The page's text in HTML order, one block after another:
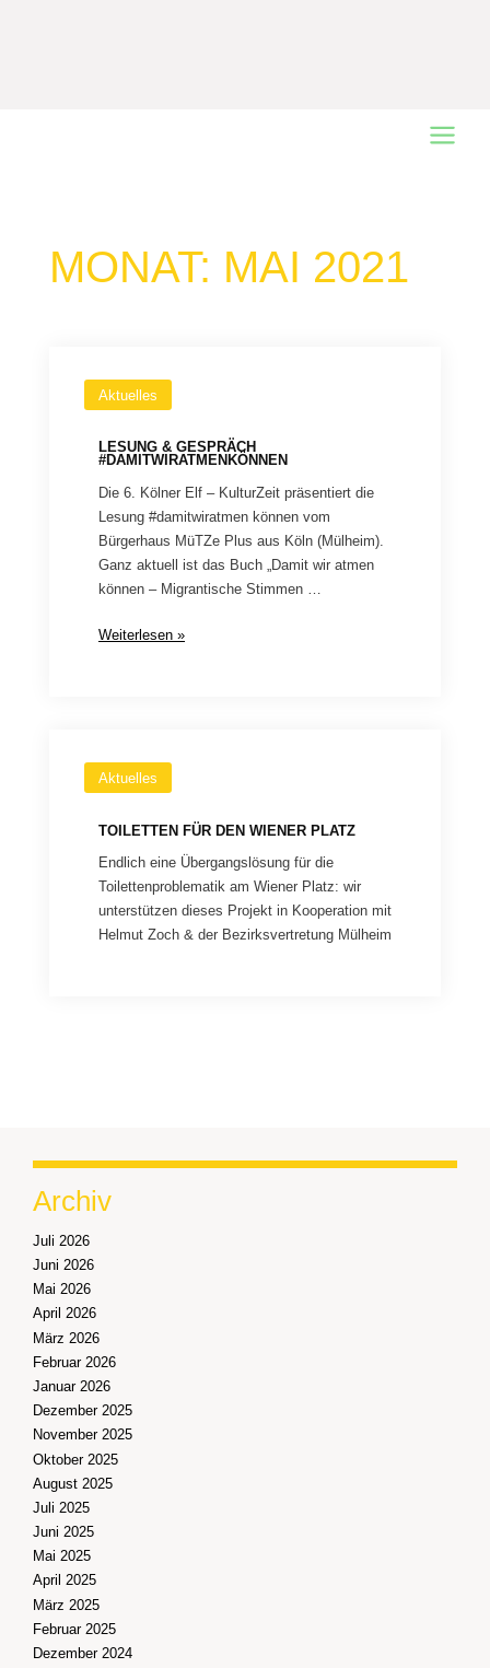
Main
MONAT: MAI 2021
Aktuelles
LESUNG & GESPRÄCH
#DAMITWIRATMENKÖNNEN
Die 6. Kölner Elf – KulturZeit präsentiert die
Lesung #damitwiratmen können vom
Bürgerhaus MüTZe Plus aus Köln (Mülheim).
Ganz aktuell ist das Buch „Damit wir atmen
können – Migrantische Stimmen …
Lesung
Weiterlesen »
Aktuelles
TOILETTEN FÜR DEN WIENER PLATZ
Endlich eine Übergangslösung für die
Toilettenproblematik am Wiener Platz: wir
unterstützen dieses Projekt in Kooperation mit
Helmut Zoch & der Bezirksvertretung Mülheim
Archiv
Juli 2026
Juni 2026
Mai 2026
April 2026
März 2026
Februar 2026
Januar 2026
Dezember 2025
November 2025
Oktober 2025
August 2025
Juli 2025
Juni 2025
Mai 2025
April 2025
März 2025
Februar 2025
Dezember 2024